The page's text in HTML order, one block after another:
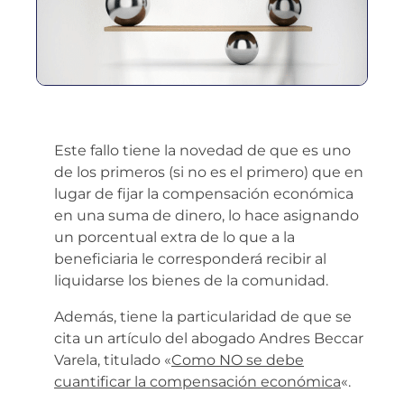
Este fallo tiene la novedad de que es uno
de los primeros (si no es el primero) que en
lugar de fijar la compensación económica
en una suma de dinero, lo hace asignando
un porcentual extra de lo que a la
beneficiaria le corresponderá recibir al
liquidarse los bienes de la comunidad.
Además, tiene la particularidad de que se
cita un artículo del abogado Andres Beccar
Varela, titulado «Como NO se debe
cuantificar la compensación económica«.